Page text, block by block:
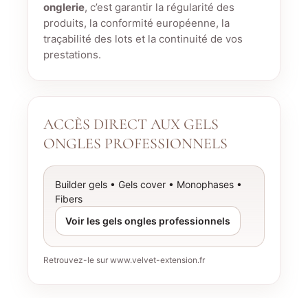
onglerie, c’est garantir la régularité des
produits, la conformité européenne, la
traçabilité des lots et la continuité de vos
prestations.
ACCÈS DIRECT AUX GELS
ONGLES PROFESSIONNELS
Builder gels • Gels cover • Monophases •
Fibers
Voir les gels ongles professionnels
Retrouvez-le sur www.velvet-extension.fr